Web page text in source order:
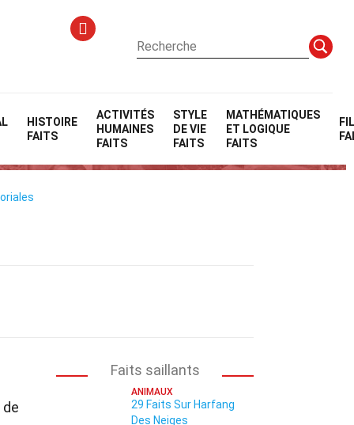
HISTOIRE
FAITS
ACTIVITÉS
HUMAINES
FAITS
STYLE
DE VIE
FAITS
MATHÉMATIQUES
ET LOGIQUE
FAITS
Faits saillants
ANIMAUX
29 Faits Sur Harfang
Des Neiges